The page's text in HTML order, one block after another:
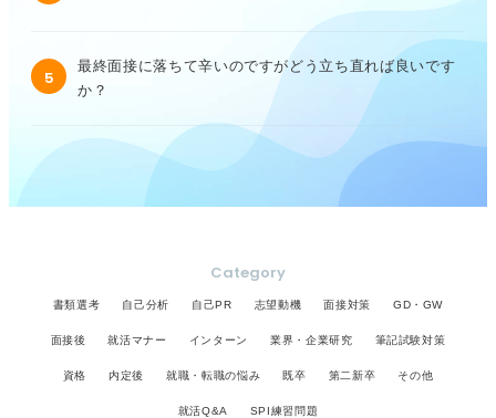
5
最終面接に落ちて辛いのですがどう立ち直れば良いです
か？
Category
書類選考 自己分析 自己PR 志望動機 面接対策 GD・GW
面接後 就活マナー インターン 業界・企業研究 筆記試験対策
資格 内定後 就職・転職の悩み 既卒 第二新卒 その他
就活Q&A SPI練習問題